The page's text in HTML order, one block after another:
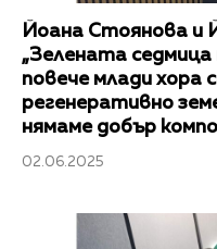
Йоана Стоянова и
„Зелената седмица
повече млади хора
регенеративно
нямаме добър
02.06.2025